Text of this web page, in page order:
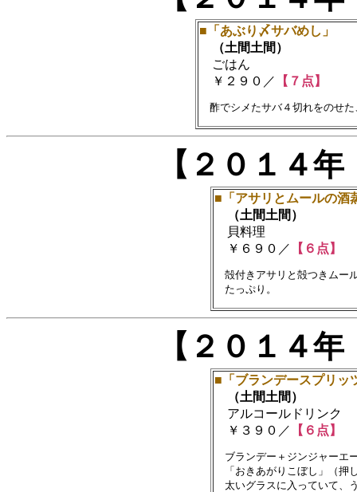
■「あぶり〆サバめし」
（土間土間）
ごはん
￥２９０／ 【７点】
【２０１４
■「アサリとムールの酒
（土間土間）
貝料理
￥６９０／
【６点】
殻付きアサリと殻つきムー
【２０１４
■「ブランデースプリッ
（土間土間）
アルコールドリンク
￥３９０／
【６点】
ブランデー＋ジンジャーエ
「おきあがりこぼし」（押
太いグラスに入っていて、